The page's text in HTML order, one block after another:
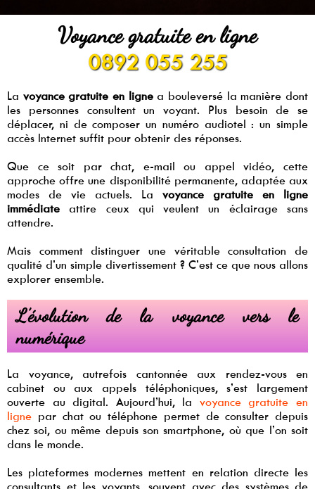
Voyance gratuite en ligne
0892 055 255
La voyance gratuite en lignea bouleversé la manière dont
les personnes consultent un voyant. Plus besoin de se
déplacer, ni de composer un numéro audiotel : un simple
accès Internet suffit pour obtenir des réponses.
Que ce soit par chat, e-mail ou appel vidéo, cette
approche offre une disponibilité permanente, adaptée aux
modes de vie actuels. La voyance gratuite en ligne
immédiate attire ceux qui veulent un éclairage sans
attendre.
Mais comment distinguer une véritable consultation de
qualité d’un simple divertissement ? C’est ce que nous allons
explorer ensemble.
L’évolution de la voyance vers le
numérique
La voyance, autrefois cantonnée aux rendez-vous en
cabinet ou aux appels téléphoniques, s’est largement
ouverte au digital. Aujourd’hui, la voyance gratuite en
ligne par chat ou téléphone permet de consulter depuis
chez soi, ou même depuis son smartphone, où que l’on soit
dans le monde.
Les plateformes modernes mettent en relation directe les